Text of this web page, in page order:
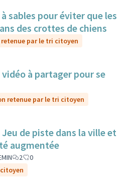
sables pour éviter que les
des crottes de chiens
retenue par le tri citoyen
vidéo à partager pour se
retenue par le tri citoyen
Jeu de piste dans la ville et
augmentée
2
0